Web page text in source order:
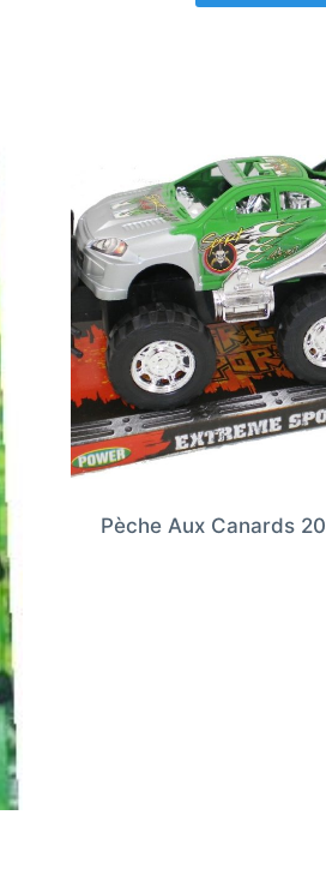
Pèche Aux Canards 20